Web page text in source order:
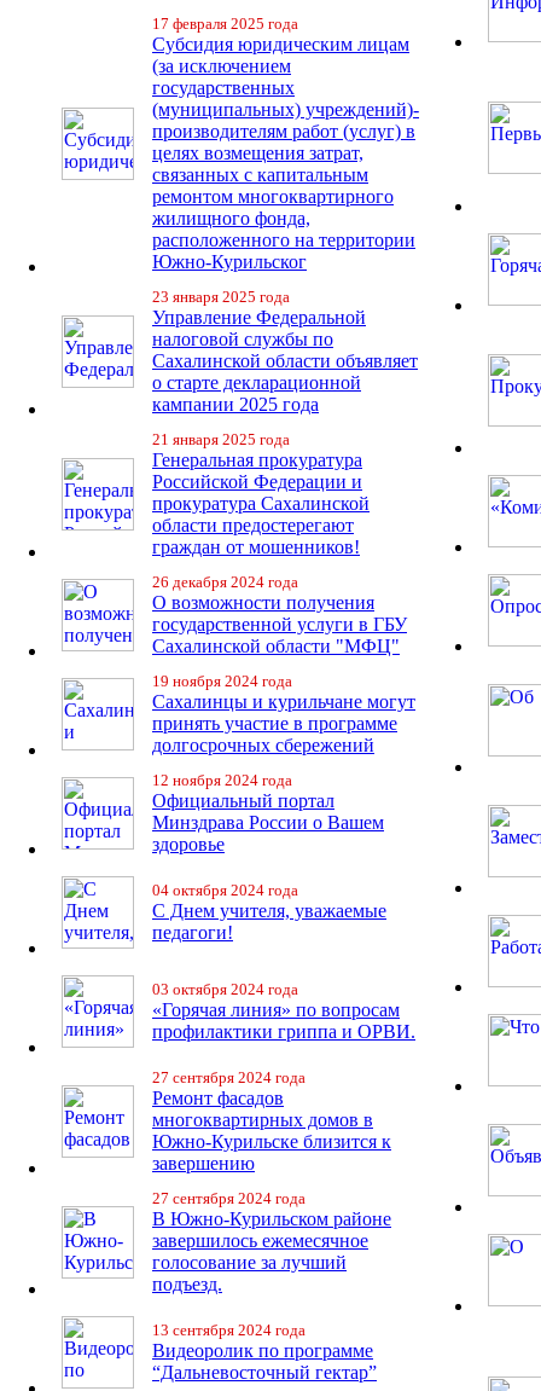
17 февраля 2025 года
Субсидия юридическим лицам
(за исключением
государственных
(муниципальных) учреждений)-
производителям работ (услуг) в
целях возмещения затрат,
связанных с капитальным
ремонтом многоквартирного
жилищного фонда,
расположенного на территории
Южно-Курильског
23 января 2025 года
Управление Федеральной
налоговой службы по
Сахалинской области объявляет
о старте декларационной
кампании 2025 года
21 января 2025 года
Генеральная прокуратура
Российской Федерации и
прокуратура Сахалинской
области предостерегают
граждан от мошенников!
26 декабря 2024 года
О возможности получения
государственной услуги в ГБУ
Сахалинской области "МФЦ"
19 ноября 2024 года
Сахалинцы и курильчане могут
принять участие в программе
долгосрочных сбережений
12 ноября 2024 года
Официальный портал
Минздрава России о Вашем
здоровье
04 октября 2024 года
С Днем учителя, уважаемые
педагоги!
03 октября 2024 года
«Горячая линия» по вопросам
профилактики гриппа и ОРВИ.
27 сентября 2024 года
Ремонт фасадов
многоквартирных домов в
Южно-Курильске близится к
завершению
27 сентября 2024 года
В Южно-Курильском районе
завершилось ежемесячное
голосование за лучший
подъезд.
13 сентября 2024 года
Видеоролик по программе
“Дальневосточный гектар”